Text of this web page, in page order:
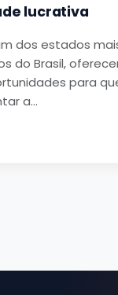
lucrativa
dos estados
do Brasil,
para
a…